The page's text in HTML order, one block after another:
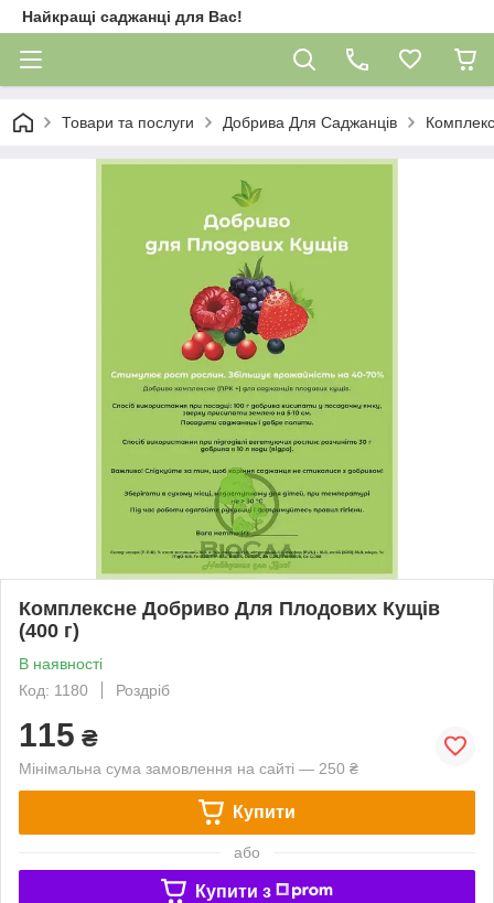
Найкращі саджанці для Вас!
Товари та послуги Добрива Для Саджанців
Комплексне Добриво Для Плодових Кущів
(400 г)
В наявності
Код: 1180
Роздріб
115 ₴
Мінімальна сума замовлення на сайті — 250 ₴
Купити
або
Купити з